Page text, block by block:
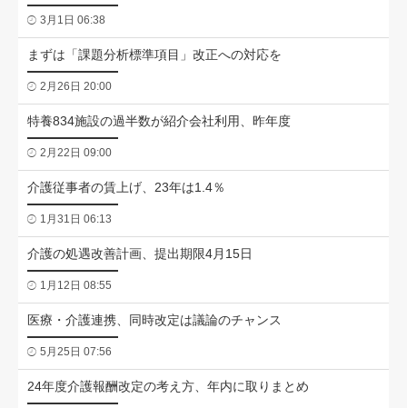
3月1日 06:38
まずは「課題分析標準項目」改正への対応を
2月26日 20:00
特養834施設の過半数が紹介会社利用、昨年度
2月22日 09:00
介護従事者の賃上げ、23年は1.4％
1月31日 06:13
介護の処遇改善計画、提出期限4月15日
1月12日 08:55
医療・介護連携、同時改定は議論のチャンス
5月25日 07:56
24年度介護報酬改定の考え方、年内に取りまとめ